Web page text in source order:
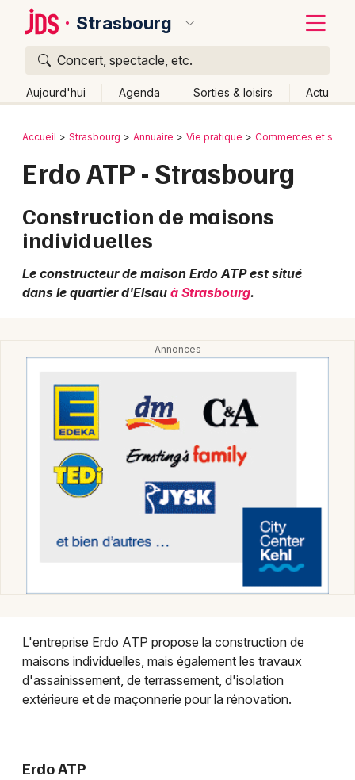
Strasbourg
Concert, spectacle, etc.
Aujourd'hui Agenda Sorties & loisirs Actu
Publier un événement
Grands événements
Activité & Expérience
Spectacles
Concerts
Sports
Soirées
Sorties famille
Déco Maison dans le Bas-Rhin
Déco Maison en Alsace
Bordeaux
Lille
Marseille
Montpellier
Nantes
Strasbourg
Retour
Accueil Strasbourg Annuaire Vie pratique Commerces et
Erdo ATP - Strasbourg
Construction de maisons
individuelles
Le constructeur de maison Erdo ATP est situé
dans le quartier d'Elsau à Strasbourg.
L'entreprise Erdo ATP propose la construction de
maisons individuelles, mais également les travaux
d'assainissement, de terrassement, d'isolation
extérieure et de maçonnerie pour la rénovation.
Erdo ATP
Quoi ?
Où ?
Partout
Près de moi Changer de lieu
Quand ?
Effacer les dates
Aujourd'hui
Demain